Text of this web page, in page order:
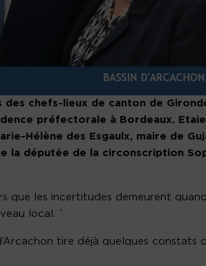
chefs-lieux de canton de
préfectorale à Bordeaux.
Hélène des Esgaulx, maire de
la députée de la circonscription
que les incertitudes demeurent
local. `
tire déjà quelques constats